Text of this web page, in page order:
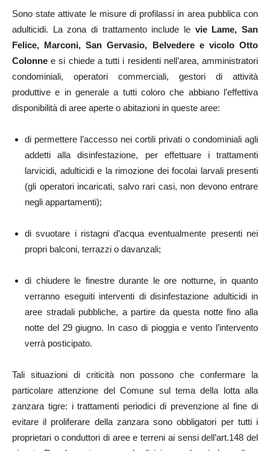
Sono state attivate le misure di profilassi in area pubblica con
adulticidi. La zona di trattamento include le vie Lame, San
Felice, Marconi, San Gervasio, Belvedere e vicolo Otto
Colonnee si chiede a tutti i residenti nell’area, amministratori
condominiali, operatori commerciali, gestori di attività
produttive e in generale a tutti coloro che abbiano l’effettiva
disponibilità di aree aperte o abitazioni in queste aree:
di permettere l’accesso nei cortili privati o condominiali agli
addetti alla disinfestazione, per effettuare i trattamenti
larvicidi, adulticidi e la rimozione dei focolai larvali presenti
(gli operatori incaricati, salvo rari casi, non devono entrare
negli appartamenti);
di svuotare i ristagni d’acqua eventualmente presenti nei
propri balconi, terrazzi o davanzali;
di chiudere le finestre durante le ore notturne, in quanto
verranno eseguiti interventi di disinfestazione adulticidi in
aree stradali pubbliche, a partire da questa notte fino alla
notte del 29 giugno. In caso di pioggia e vento l’intervento
verrà posticipato.
Tali situazioni di criticità non possono che confermare la
particolare attenzione del Comune sul tema della lotta alla
zanzara tigre: i trattamenti periodici di prevenzione al fine di
evitare il proliferare della zanzara sono obbligatori per tutti i
proprietari o conduttori di aree e terreni ai sensi dell’art.148 del